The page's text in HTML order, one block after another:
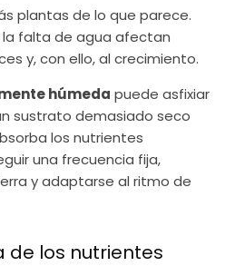
plantas de lo que parece.
falta de agua afectan
y, con ello, al crecimiento.
húmeda puede asfixiar
sustrato demasiado seco
los nutrientes
una frecuencia fija,
y adaptarse al ritmo de
de los nutrientes